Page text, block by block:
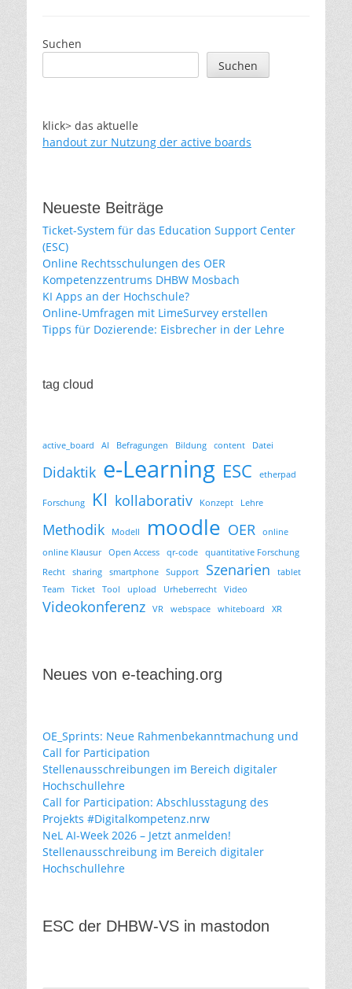
Suchen
Suchen
klick> das aktuelle
handout zur Nutzung der active boards
Neueste Beiträge
Ticket-System für das Education Support Center
(ESC)
Online Rechtsschulungen des OER
Kompetenzzentrums DHBW Mosbach
KI Apps an der Hochschule?
Online-Umfragen mit LimeSurvey erstellen
Tipps für Dozierende: Eisbrecher in der Lehre
tag cloud
active_board AI Befragungen Bildung content Datei
Didaktik e-Learning ESC etherpad
Forschung KI kollaborativ Konzept Lehre
Methodik Modell moodle OER
online
online Klausur
Open Access qr-code
quantitative Forschung
Recht
sharing smartphone Support Szenarien
tablet
Team
Ticket Tool upload Urheberrecht Video
Videokonferenz VR webspace whiteboard XR
Neues von e-teaching.org
OE_Sprints: Neue Rahmenbekanntmachung und
Call for Participation
Stellenausschreibungen im Bereich digitaler
Hochschullehre
Call for Participation: Abschlusstagung des
Projekts #Digitalkompetenz.nrw
NeL AI-Week 2026 – Jetzt anmelden!
Stellenausschreibung im Bereich digitaler
Hochschullehre
ESC der DHBW-VS in mastodon